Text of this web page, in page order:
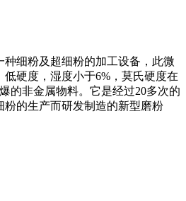
种细粉及超细粉的加工设备，此微
硬度，湿度小于6%，莫氏硬度在
的非金属物料。它是经过20多次的
粉的生产而研发制造的新型磨粉